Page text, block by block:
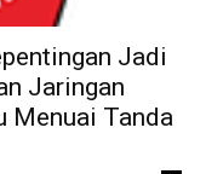
Jadi
Jaringan
Menuai Tanda